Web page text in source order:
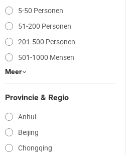
5-50 Personen
51-200 Personen
201-500 Personen
501-1000 Mensen
Meer
Provincie & Regio
Anhui
Beijing
Chongqing